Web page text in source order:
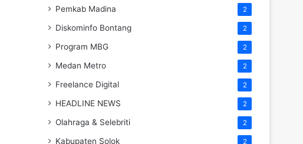
Pemkab Madina 2
Diskominfo Bontang 2
Program MBG 2
Medan Metro 2
Freelance Digital 2
HEADLINE NEWS 2
Olahraga & Selebriti 2
Kabupaten Solok 2